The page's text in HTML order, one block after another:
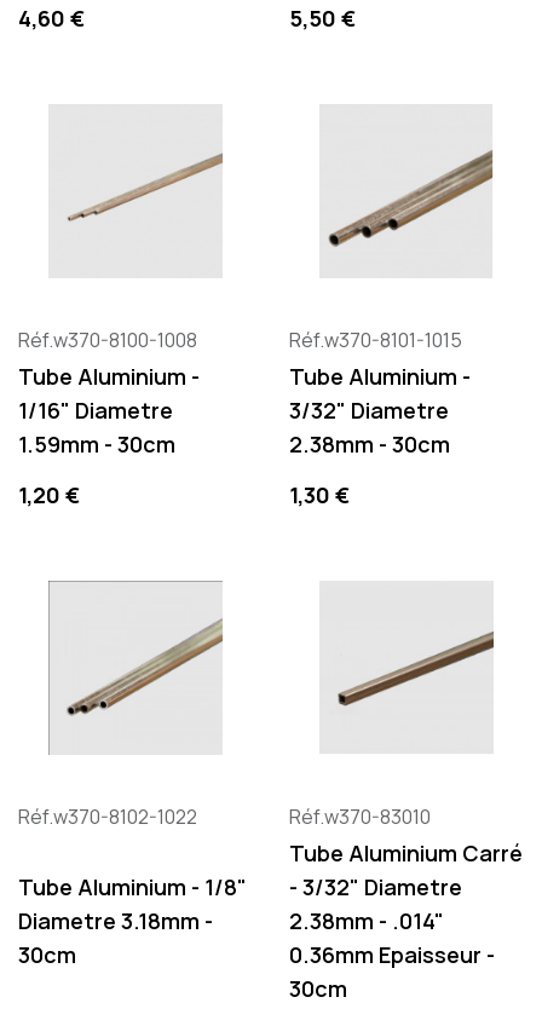
Precio
4,60 €
Precio
5,50 €
Réf.w370-8100-1008
Tube Aluminium -
1/16" Diametre
1.59mm - 30cm
Precio
1,20 €
Réf.w370-8101-1015
Tube Aluminium -
3/32" Diametre
2.38mm - 30cm
Precio
1,30 €
Réf.w370-8102-1022
Tube Aluminium - 1/8"
Diametre 3.18mm -
30cm
Réf.w370-83010
Tube Aluminium Carré
- 3/32" Diametre
2.38mm - .014"
0.36mm Epaisseur -
30cm